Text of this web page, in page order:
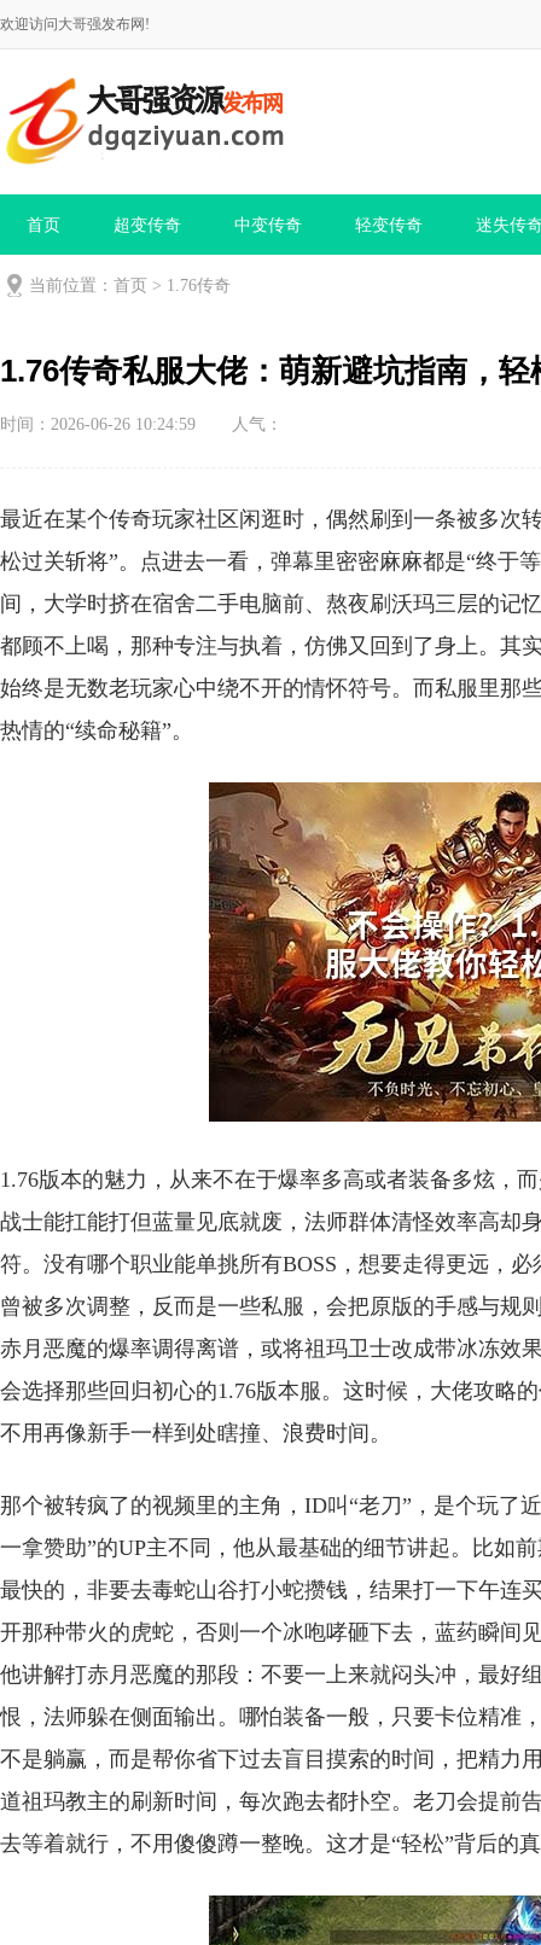
欢迎访问大哥强发布网!
首页 超变传奇 中变传奇 轻变传奇 迷失传
当前位置： 首页 > 1.76传奇
1.76传奇私服大佬：萌新避坑指南，
时间：2026-06-26 10:24:59 人气：
最近在某个传奇玩家社区闲逛时，偶然刷到一条被多次
松过关斩将”。点进去一看，弹幕里密密麻麻都是“终于
间，大学时挤在宿舍二手电脑前、熬夜刷沃玛三层的记
都顾不上喝，那种专注与执着，仿佛又回到了身上。其
始终是无数老玩家心中绕不开的情怀符号。而私服里那
热情的“续命秘籍”。
1.76版本的魅力，从来不在于爆率多高或者装备多炫，
战士能扛能打但蓝量见底就废，法师群体清怪效率高却
符。没有哪个职业能单挑所有BOSS，想要走得更远，
曾被多次调整，反而是一些私服，会把原版的手感与
赤月恶魔的爆率调得离谱，或将祖玛卫士改成带冰冻效
会选择那些回归初心的1.76版本服。这时候，大佬攻略
不用再像新手一样到处瞎撞、浪费时间。
那个被转疯了的视频里的主角，ID叫“老刀”，是个玩了
一拿赞助”的UP主不同，他从最基础的细节讲起。比如
最快的，非要去毒蛇山谷打小蛇攒钱，结果打一下午连
开那种带火的虎蛇，否则一个冰咆哮砸下去，蓝药瞬间
他讲解打赤月恶魔的那段：不要一上来就闷头冲，最好
恨，法师躲在侧面输出。哪怕装备一般，只要卡位精准
不是躺赢，而是帮你省下过去盲目摸索的时间，把精
道祖玛教主的刷新时间，每次跑去都扑空。老刀会提前
去等着就行，不用傻傻蹲一整晚。这才是“轻松”背后的